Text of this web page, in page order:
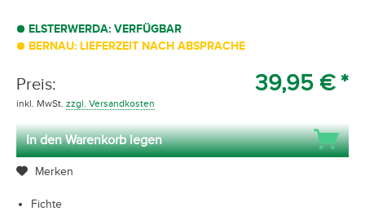
ELSTERWERDA: VERFÜGBAR
BERNAU: LIEFERZEIT NACH ABSPRACHE
Preis: 39,95 € *
inkl. MwSt. zzgl. Versandkosten
In den Warenkorb legen
Merken
Fichte